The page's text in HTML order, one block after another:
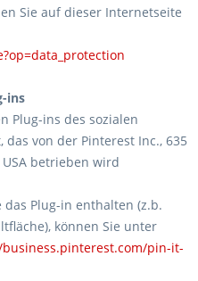
Sie auf dieser Internetseite
ins
Plug-ins des sozialen
von der Pinterest Inc., 635
USA betrieben wird
Plug-in enthalten (z.b.
können Sie unter
pin-it-